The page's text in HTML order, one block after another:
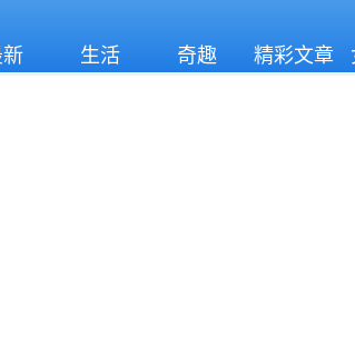
生活 奇趣 精彩文章